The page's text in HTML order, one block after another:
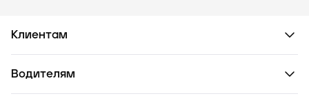
Клиентам
Водителям